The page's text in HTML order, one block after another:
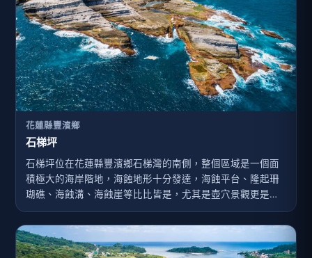
花蓮縣豐濱鄉
石梯坪
石梯坪位在花蓮縣豐濱鄉石梯灣的南側，整個區域是一個面
積極大的海岸階地，海蝕地形十分發達，海蝕平台、隆起珊
瑚礁、海蝕溝、海蝕崖等比比皆是，尤其是壺穴景觀更是堪
稱台灣第一。遊客可在此觀察潮間帶豐富生態或從事潛水活
動，亦可選擇在設備完善的露營區夜宿。